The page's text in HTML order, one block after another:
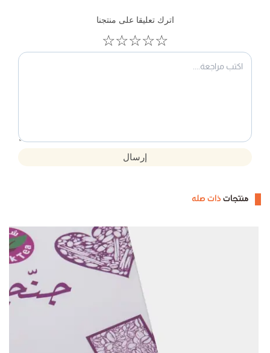
اترك تعليقا على منتجنا
☆
☆
☆
☆
☆
إرسال
منتجاتذات صله